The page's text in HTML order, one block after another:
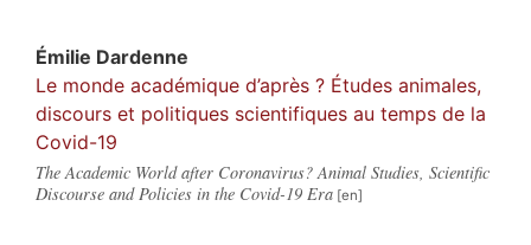
Émilie Dardenne
Le monde académique d’après ? Études animales,
discours et politiques scientifiques au temps de la
Covid-19
The Academic World after Coronavirus? Animal Studies, Scientific
Discourse and Policies in the Covid-19 Era